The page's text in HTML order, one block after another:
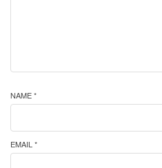
NAME *
EMAIL *